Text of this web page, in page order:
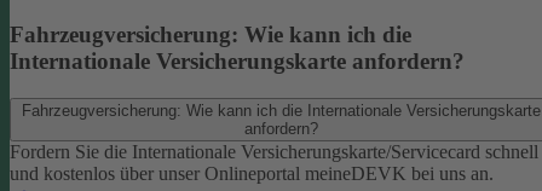
Fahrzeugversicherung: Wie kann ich die
Internationale Versicherungskarte anfordern?
Fahrzeugversicherung: Wie kann ich die Internationale Versicherungskarte
anfordern?
Fordern Sie die Internationale Versicherungskarte/Servicecard schnell
und kostenlos über unser Onlineportal meineDEVK bei uns an.